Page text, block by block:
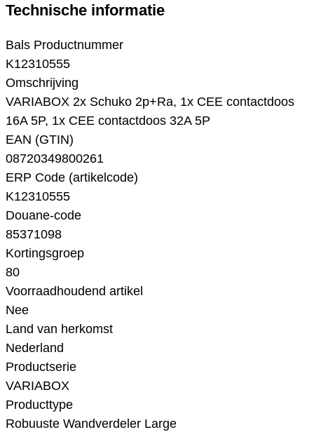
Technische informatie
Bals Productnummer
K12310555
Omschrijving
VARIABOX 2x Schuko 2p+Ra, 1x CEE contactdoos
16A 5P, 1x CEE contactdoos 32A 5P
EAN (GTIN)
08720349800261
ERP Code (artikelcode)
K12310555
Douane-code
85371098
Kortingsgroep
80
Voorraadhoudend artikel
Nee
Land van herkomst
Nederland
Productserie
VARIABOX
Producttype
Robuuste Wandverdeler Large